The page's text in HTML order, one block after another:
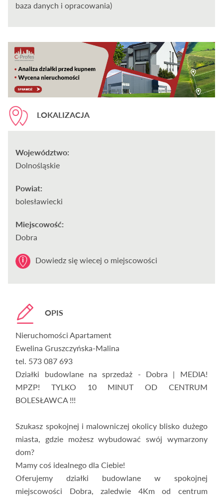
baza danych i opracowania)
LOKALIZACJA
Województwo:
Dolnośląskie
Powiat:
bolesławiecki
Miejscowość:
Dobra
Dowiedz się wiecej o miejscowości
OPIS
Nieruchomości Apartament
Ewelina Gruszczyńska-Malina
tel. 573 087 693
Działki budowlane na sprzedaż - Dobra | MEDIA!
MPZP! TYLKO 10 MINUT OD CENTRUM
BOLESŁAWCA !!!
Szukasz spokojnej i malowniczej okolicy blisko dużego
miasta, gdzie możesz wybudować swój wymarzony
dom?
Mamy coś idealnego dla Ciebie!
Oferujemy działki budowlane w spokojnej
miejscowości Dobra, zaledwie 4Km od centrum